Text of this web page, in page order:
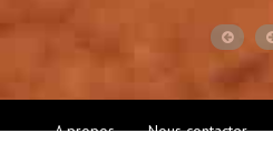
A propos Nous contacter